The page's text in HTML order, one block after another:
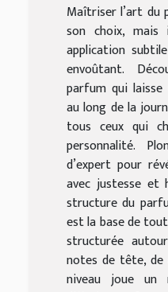
Maîtriser l’art du
son choix, mais
application
envoûtant.
parfum qui
au long de la
tous ceux qui
personnalité.
d’expert pour
avec justesse et
structure du
est la base de
structurée
notes de tête,
niveau joue un